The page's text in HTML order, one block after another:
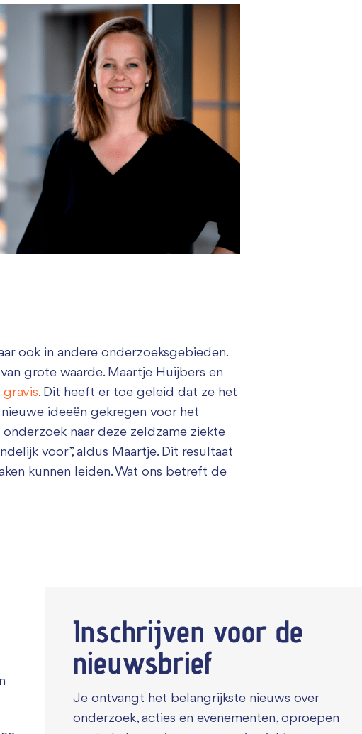
ook in andere onderzoeksgebieden.
grote waarde. Maartje Huijbers en
gravis. Dit heeft er toe geleid dat ze het
ideeën gekregen voor het
naar deze zeldzame ziekte
voor”, aldus Maartje. Dit resultaat
kunnen leiden. Wat ons betreft de
Inschrijven voor de
nieuwsbrief
Je ontvangt het belangrijkste nieuws over
onderzoek, acties en evenementen, oproepen